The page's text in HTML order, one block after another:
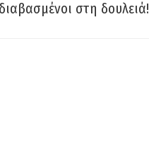
στη δουλειά!